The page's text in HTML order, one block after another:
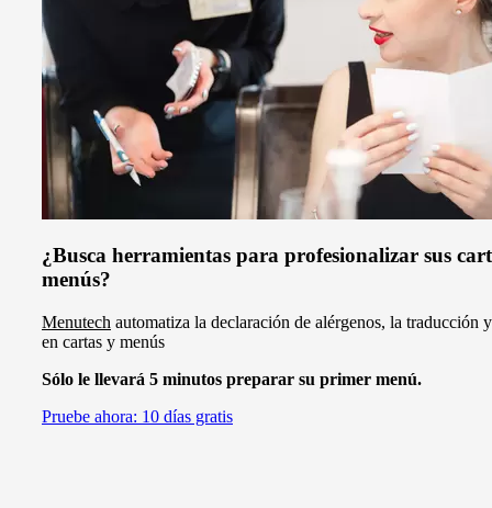
¿Busca herramientas para profesionalizar sus
menús?
Menutech automatiza la declaración de alérgenos, la traducción
en cartas y menús
Sólo le llevará 5 minutos preparar su primer menú.
Pruebe ahora: 10 días gratis